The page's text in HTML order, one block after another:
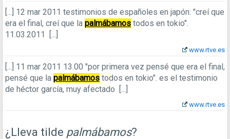
[...] 12 mar 2011 testimonios de españoles en japón: "creí que
era el final, creí que la palmábamos todos en tokio".
11.03.2011
[...]
www.rtve.es
[...] 11 mar 2011 13.00 "por primera vez pensé que era el final,
pensé que la palmábamos todos en tokio". es el testimonio
de héctor garcía, muy afectado [...]
www.rtve.es
¿Lleva tilde palmábamos?